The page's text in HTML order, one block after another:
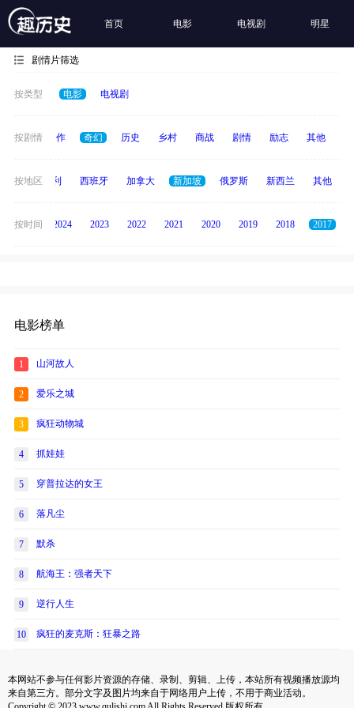
首页 电影 电视剧 明星
剧情片筛选
按类型 电影 电视剧
按剧情
犯罪 动作 奇幻 历史 乡村 商战 剧情 励志 其他
按地区
度 意大利 西班牙 加拿大 新加坡 俄罗斯 新西兰 其他
按时间
2025 2024 2023 2022 2021 2020 2019 2018 2017
电影榜单
1 山河故人
2 爱乐之城
3 疯狂动物城
4 抓娃娃
5 穿普拉达的女王
6 落凡尘
7 默杀
8 航海王：强者天下
9 逆行人生
10 疯狂的麦克斯：狂暴之路
本网站不参与任何影片资源的存储、录制、剪辑、上传，本站所有视频播放源均
来自第三方。部分文字及图片均来自于网络用户上传，不用于商业活动。